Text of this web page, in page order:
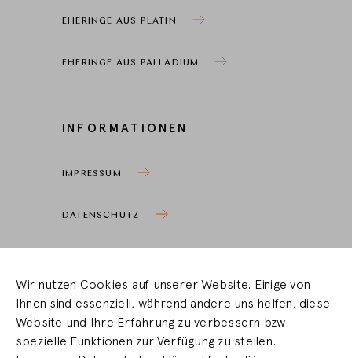
EHERINGE AUS PLATIN
EHERINGE AUS PALLADIUM
INFORMATIONEN
IMPRESSUM
DATENSCHUTZ
HÄNDLERBEREICH
Wir nutzen Cookies auf unserer Website. Einige von
Ihnen sind essenziell, während andere uns helfen, diese
Website und Ihre Erfahrung zu verbessern bzw.
spezielle Funktionen zur Verfügung zu stellen.